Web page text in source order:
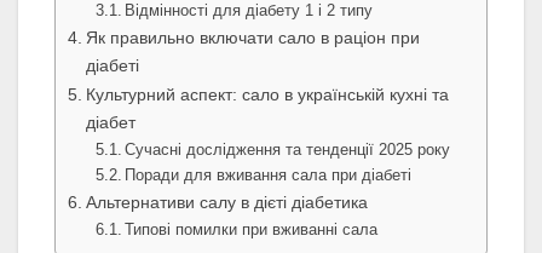
Відмінності для діабету 1 і 2 типу
Як правильно включати сало в раціон при
діабеті
Культурний аспект: сало в українській кухні та
діабет
Сучасні дослідження та тенденції 2025 року
Поради для вживання сала при діабеті
Альтернативи салу в дієті діабетика
Типові помилки при вживанні сала